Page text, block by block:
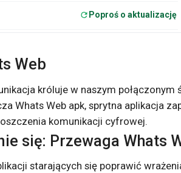
Poproś o aktualizację
Web
króluje w naszym
Whats Web apk, sprytna aplikacja
komunikacji cyfrowej.
się: Przewaga Whats
starających się poprawić